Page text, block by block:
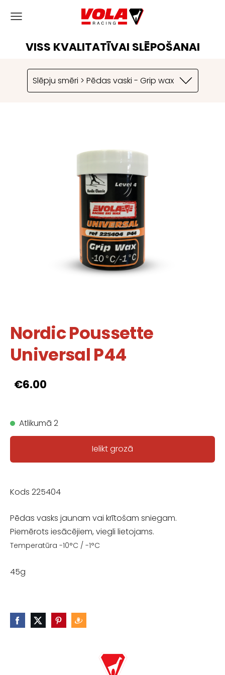
VISS KVALITATĪVAI SLĒPOŠANAI
Slēpju smēri > Pēdas vaski - Grip wax
Nordic Poussette
Universal P44
€6.00
Atlikumā 2
Ielikt grozā
Kods 225404
Pēdas vasks jaunam vai krītošam sniegam.
Piemērots iesācējiem, viegli lietojams.
Temperatūra -10°C / -1°C
45g